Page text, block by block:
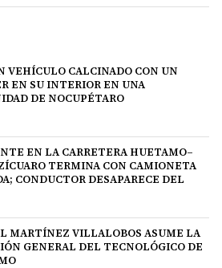
VEHÍCULO CALCINADO CON UN
EN SU INTERIOR EN UNA
DE NOCUPÉTARO
EN LA CARRETERA HUETAMO–
TERMINA CON CAMIONETA
CONDUCTOR DESAPARECE DEL
MARTÍNEZ VILLALOBOS ASUME LA
GENERAL DEL TECNOLÓGICO DE